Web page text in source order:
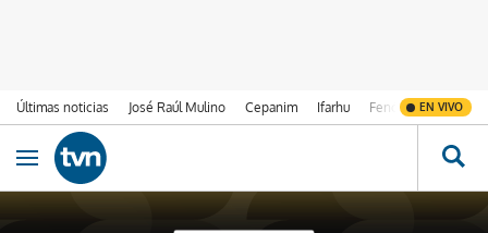
Últimas noticias José Raúl Mulino Cepanim Ifarhu Fenómeno de El
EN VIVO
Ir al contenido
Obrir navegació